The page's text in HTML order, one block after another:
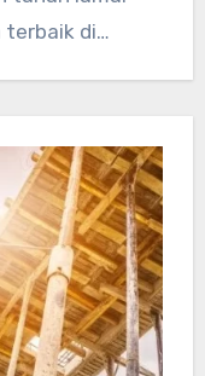
terbaik di…